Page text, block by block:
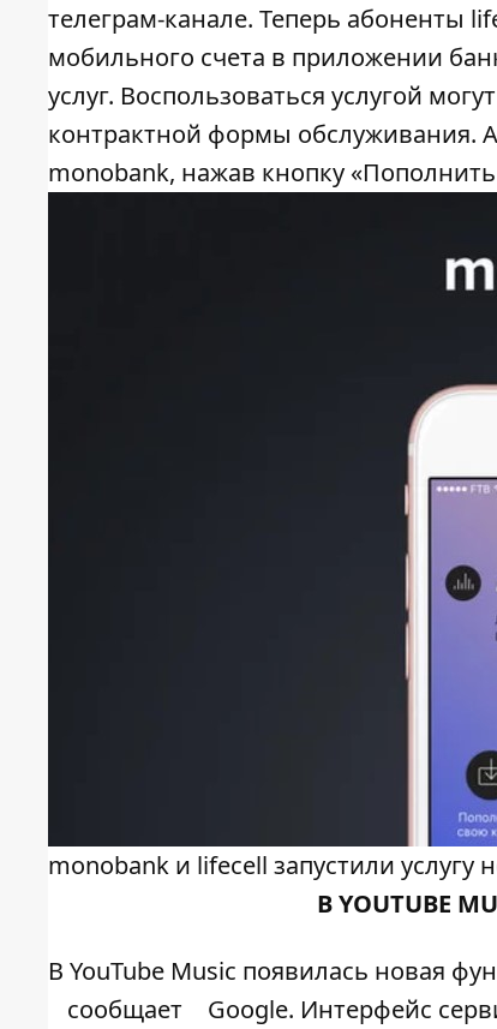
телеграм-канале. Теперь абоненты
мобильного счета в приложении
услуг. Воспользоваться услугой
контрактной формы обслуживания.
monobank, нажав кнопку
monobank и lifecell запустили
В YOUTUBE
В YouTube Music появилась новая
сообщает
Google. Интерфейс